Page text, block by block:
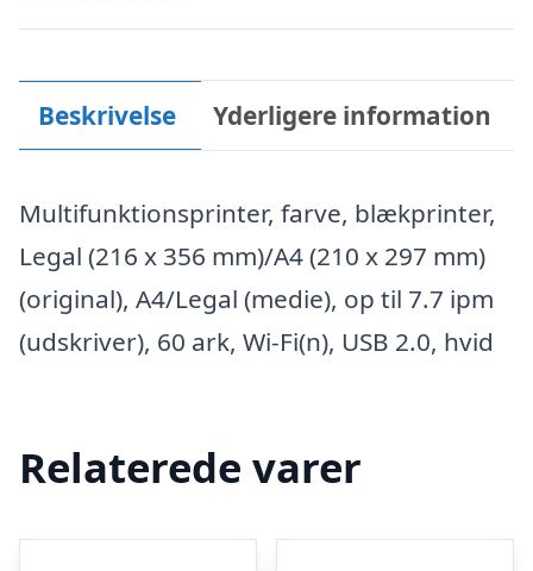
Beskrivelse Yderligere information
Multifunktionsprinter, farve, blækprinter,
Legal (216 x 356 mm)/A4 (210 x 297 mm)
(original), A4/Legal (medie), op til 7.7 ipm
(udskriver), 60 ark, Wi-Fi(n), USB 2.0, hvid
Relaterede varer